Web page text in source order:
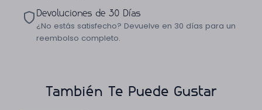
Devoluciones de 30 Días
¿No estás satisfecho? Devuelve en 30 días para un
reembolso completo.
También Te Puede Gustar